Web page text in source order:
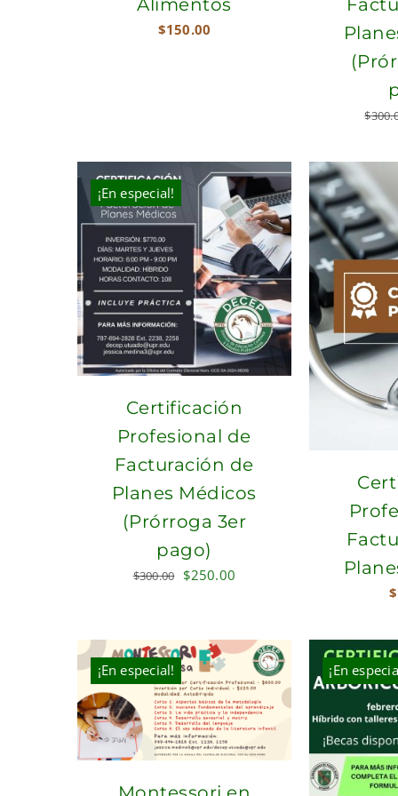
Alimentos
$150.00
$
¡En especial!
Certificación
Profesional de
Facturación de
Planes Médicos
(Prórroga 3er
pago)
$300.00 Original
$300.00.
$250.00
$250.00.
$
¡En especial! ¡En